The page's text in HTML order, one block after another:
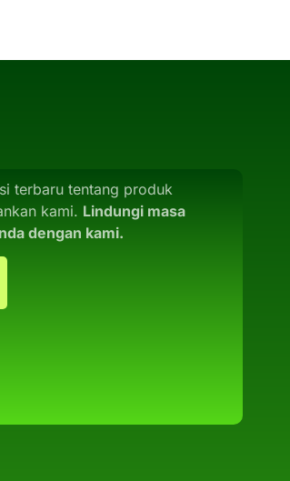
terbaru tentang produk
kami. Lindungi masa
dengan kami.